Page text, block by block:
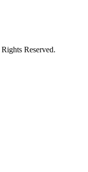
Reserved.